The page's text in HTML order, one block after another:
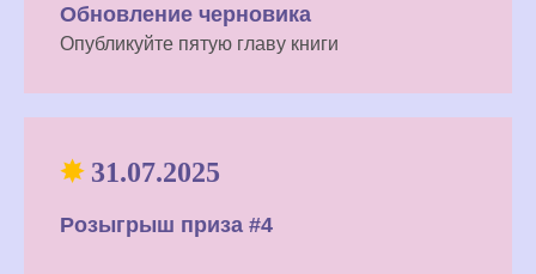
Обновление черновика
Опубликуйте пятую главу книги
✸ 31.07.2025
Розыгрыш приза #4